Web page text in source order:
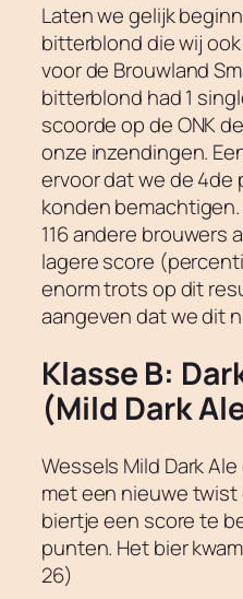
Laten we gelijk
bitterblond die wij
voor de Brouwland
bitterblond had 1
scoorde op de ONK
onze inzendingen.
ervoor dat we de 4de
konden
116 andere brouwers
lagere score
enorm trots op dit
aangeven dat we dit
Klasse B:
(Mild Dark
Wessels Mild Dark
met een nieuwe
biertje een score te
punten. Het bier
26)